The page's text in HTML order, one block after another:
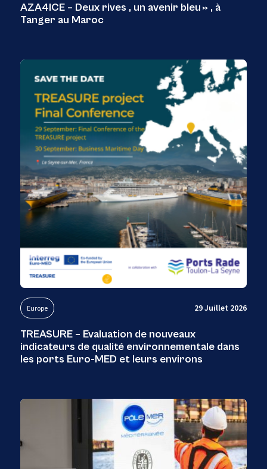
AZA4ICE – Deux rives , un avenir bleu » , à
Tanger au Maroc
Europe 29 Juillet 2026
TREASURE – Evaluation de nouveaux
indicateurs de qualité environnementale dans
les ports Euro-MED et leurs environs